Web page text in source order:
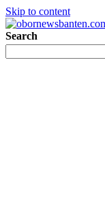
Skip to content
Search